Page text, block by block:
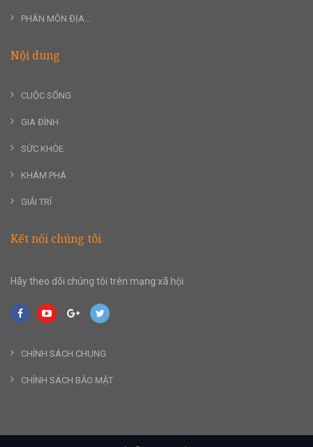
PHÂN MÔN ĐỊA...
Nội dung
CUỘC SỐNG
GIA ĐÌNH
SỨC KHỎE
KHÁM PHÁ
GIẢI TRÍ
Kết nối chúng tôi
Hãy theo dõi chúng tôi trên mạng xã hội
CHÍNH SÁCH CHUNG
CHÍNH SÁCH BẢO MẬT